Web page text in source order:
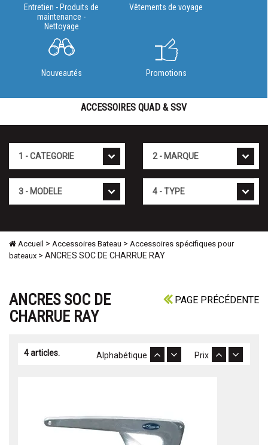
Entretien - Produits de
maintenance -
Nettoyage
Vêtements de voyage
Nouveautés Promotions
ACCESSOIRES QUAD & SSV
Accueil > Accessoires Bateau > Accessoires spécifiques pour
bateaux > ANCRES SOC DE CHARRUE RAY
PAGE PRÉCÉDENTE
ANCRES SOC DE
CHARRUE RAY
4 articles. Prix
Alphabétique